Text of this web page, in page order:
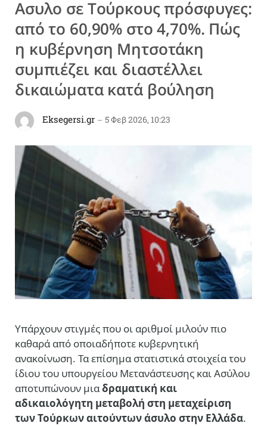
Ασυλο σε Τούρκους πρόσφυγες:
από το 60,90% στο 4,70%. Πώς
η κυβέρνηση Μητσοτάκη
συμπιέζει και διαστέλλει
δικαιώματα κατά βούληση
Eksegersi.gr 5 Φεβ 2026, 10:23
Υπάρχουν στιγμές που οι αριθμοί μιλούν πιο
καθαρά από οποιαδήποτε κυβερνητική
ανακοίνωση. Τα επίσημα στατιστικά στοιχεία του
ίδιου του υπουργείου Μετανάστευσης και Ασύλου
αποτυπώνουν μιαδραματική και
αδικαιολόγητη μεταβολή στη μεταχείριση
των Τούρκων αιτούντων άσυλο στην Ελλάδα.